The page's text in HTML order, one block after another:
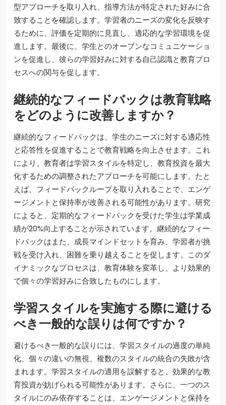
型アプローチを取り入れ、指導方法が特定された好みに合
致することを確認します。学習者のニーズの変化を反映す
るために、評価を定期的に見直し、適応的な学習環境を促
進します。最後に、学生とのオープンなコミュニケーショ
ンを促進し、彼らの学習好みに対する自己認識と教育プロ
セスへの関与を促します。
継続的なフィードバックは教育戦略
をどのように改善しますか？
継続的なフィードバックは、学生のニーズに対する適応性
と応答性を促進することで教育戦略を向上させます。これ
により、教育者は学習スタイルを特定し、教育投資を最大
化するための調整されたアプローチを可能にします。たと
えば、フィードバックループを取り入れることで、エンゲ
ージメントと保持率が改善される可能性があります。研究
によると、定期的なフィードバックを受けた学生は学業成
績が20%向上することが示されています。継続的なフィー
ドバックはまた、成長マインドセットを育み、学習者が挑
戦を受け入れ、困難を乗り越えることを促します。このダ
イナミックなプロセスは、教育体験を変革し、より効果的
で個々の学習好みに合致したものにします。
学習スタイルを実施する際に避ける
べき一般的な誤りは何ですか？
避けるべき一般的な誤りには、学習スタイルの過度の単純
化、個々の違いの無視、複数のスタイルの統合の失敗が含
まれます。学習スタイルの適用を誤解すると、効果的な教
育投資が妨げられる可能性があります。さらに、一つのス
タイルにのみ依存することは、エンゲージメントと保持を